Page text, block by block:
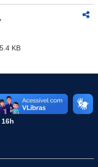
KB
CEP: 35570-128